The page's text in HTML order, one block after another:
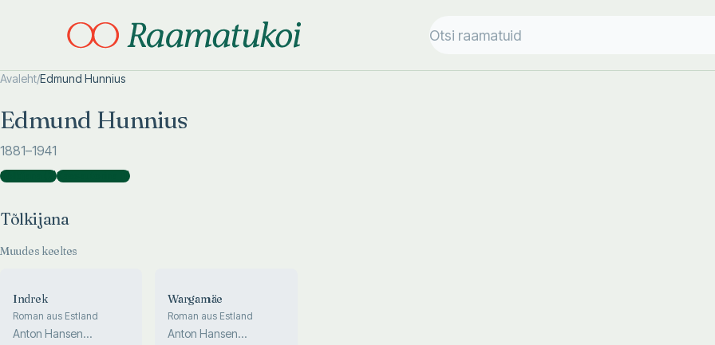
Avaleht/Edmund Hunnius
Edmund Hunnius
1881–1941
Tõlkijana )Kaasautorina )
Tõlkijana
Muudes keeltes
Indrek
Roman aus Estland
Anton Hansen
Wargamäe
Roman aus Estland
Anton Hansen